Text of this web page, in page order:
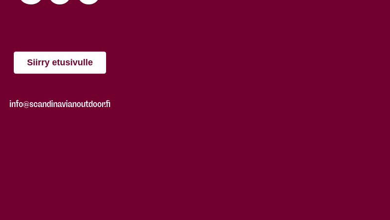
Siirry etusivulle
info@scandinavianoutdoor.fi